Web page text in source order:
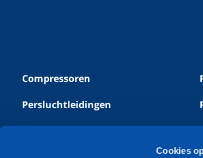
Cookies
Compressoren
Persluchtleidingen
Stikstofgeneratoren